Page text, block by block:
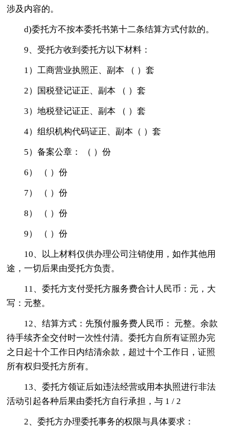
涉及内容的。
d)委托方不按本委托书第十二条结算方式付款的。
9、受托方收到委托方以下材料：
1）工商营业执照正、副本 （ ）套
2）国税登记证正、副本 （ ）套
3）地税登记证正、副本 （ ）套
4）组织机构代码证正、副本（ ）套
5）备案公章： （ ）份
6） （ ）份
7） （ ）份
8） （ ）份
9） （ ）份
10、以上材料仅供办理公司注销使用，如作其他用
途，一切后果由受托方负责。
11、委托方支付受托方服务费合计人民币：元，大
写：元整。
12、结算方式：先预付服务费人民币： 元整。余款
待手续齐全交付时一次性付清。委托方自所有证照办完
之日起十个工作日内结清余款，超过十个工作日，证照
所有权归受托方所有。
13、委托方领证后如违法经营或用本执照进行非法
活动引起各种后果由委托方自行承担，与 1 / 2
2、委托方办理委托事务的权限与具体要求：